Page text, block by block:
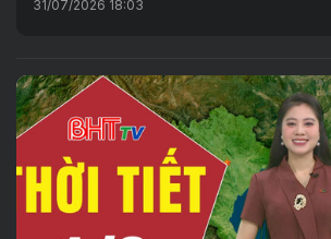
31/07/2026 18:03